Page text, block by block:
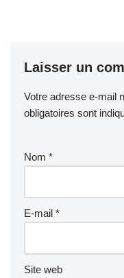
Laisser un
Votre adresse e-mail
obligatoires sont
Nom *
E-mail *
Site web